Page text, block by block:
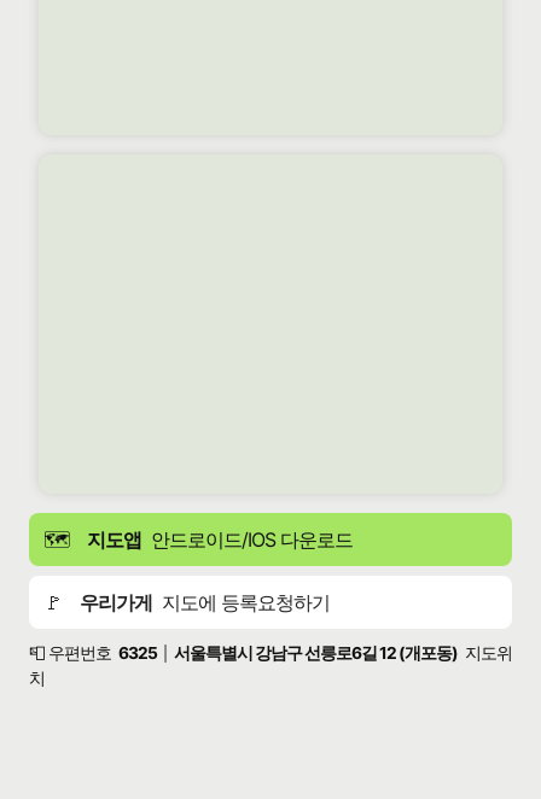
🗺️ 지도앱 안드로이드/IOS 다운로드
🚩 우리가게 지도에 등록요청하기
📮 우편번호 6325 서울특별시 강남구 선릉로6길 12 (개포동) 지도위
치